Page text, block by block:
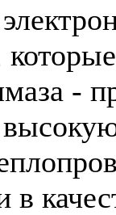
которые
-
в